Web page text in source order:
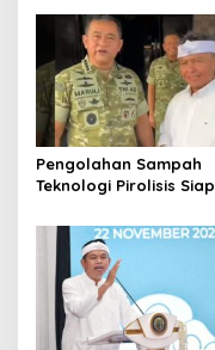
s
Pengolahan Sampah
Teknologi Pirolisis Siap
Sampah Harian Jawa
Barat